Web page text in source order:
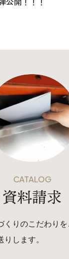
CATALOG
資料請求
くりのこだわり
りします。